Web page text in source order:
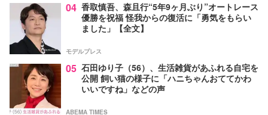
04 香取慎吾、森且行“5年9ヶ月ぶり”オートレース
優勝を祝福 怪我からの復活に「勇気をもらい
ました」【全文】
モデルプレス
05 石田ゆり子（56）、生活雑貨があふれる自宅を
公開 飼い猫の様子に「ハニちゃんおててかわ
いいですね」などの声
ABEMA TIMES